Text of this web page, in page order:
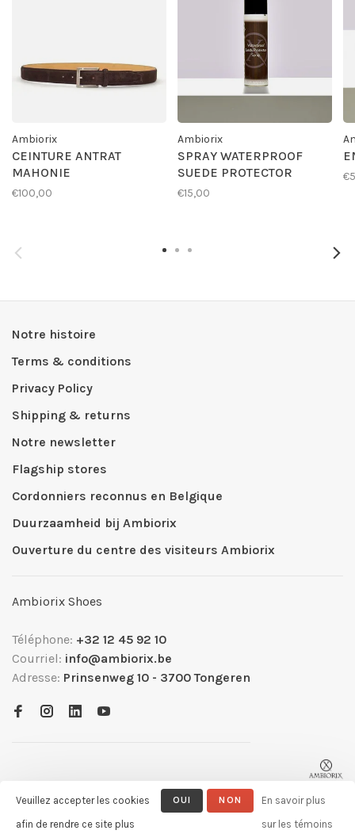
Ambiorix
CEINTURE ANTRAT
MAHONIE
€100,00
Ambiorix
SPRAY WATERPROOF
SUEDE PROTECTOR
€15,00
Notre histoire
Terms & conditions
Privacy Policy
Shipping & returns
Notre newsletter
Flagship stores
Cordonniers reconnus en Belgique
Duurzaamheid bij Ambiorix
Ouverture du centre des visiteurs Ambiorix
Ambiorix Shoes
Téléphone: +32 12 45 92 10
Courriel: info@ambiorix.be
Adresse: Prinsenweg 10 - 3700 Tongeren
Veuillez accepter les cookies
afin de rendre ce site plus
OUI NON
En savoir plus
sur les témoins